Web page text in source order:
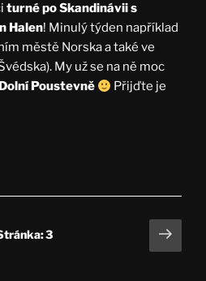
turné po Skandinávii s
Halen! Minulý týden například
městě Norska a také ve
My už se na ně moc
Poustevně
Přijďte je
3
Další